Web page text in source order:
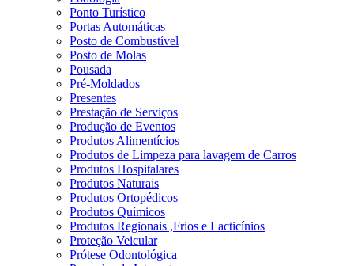
Ponto Turístico
Portas Automáticas
Posto de Combustível
Posto de Molas
Pousada
Pré-Moldados
Presentes
Prestação de Serviços
Produção de Eventos
Produtos Alimentícios
Produtos de Limpeza para lavagem de Carros
Produtos Hospitalares
Produtos Naturais
Produtos Ortopédicos
Produtos Químicos
Produtos Regionais ,Frios e Lacticínios
Proteção Veicular
Prótese Odontológica